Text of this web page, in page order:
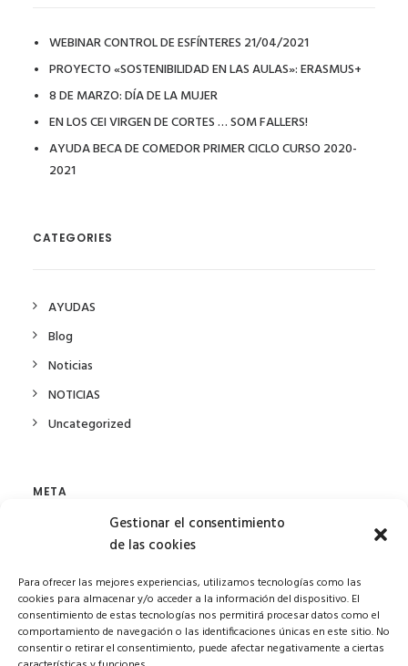
Gestionar el consentimiento
de las cookies
Para ofrecer las mejores experiencias, utilizamos tecnologías como las
cookies para almacenar y/o acceder a la información del dispositivo. El
consentimiento de estas tecnologías nos permitirá procesar datos como el
comportamiento de navegación o las identificaciones únicas en este sitio. No
consentir o retirar el consentimiento, puede afectar negativamente a ciertas
WEBINAR CONTROL DE ESFÍNTERES 21/04/2021
PROYECTO «SOSTENIBILIDAD EN LAS AULAS»: ERASMUS+
8 DE MARZO: DÍA DE LA MUJER
EN LOS CEI VIRGEN DE CORTES … SOM FALLERS!
AYUDA BECA DE COMEDOR PRIMER CICLO CURSO 2020-
2021
CATEGORIES
AYUDAS
Blog
Noticias
NOTICIAS
Uncategorized
META
Feed de entradas
Feed de comentarios
WordPress.org